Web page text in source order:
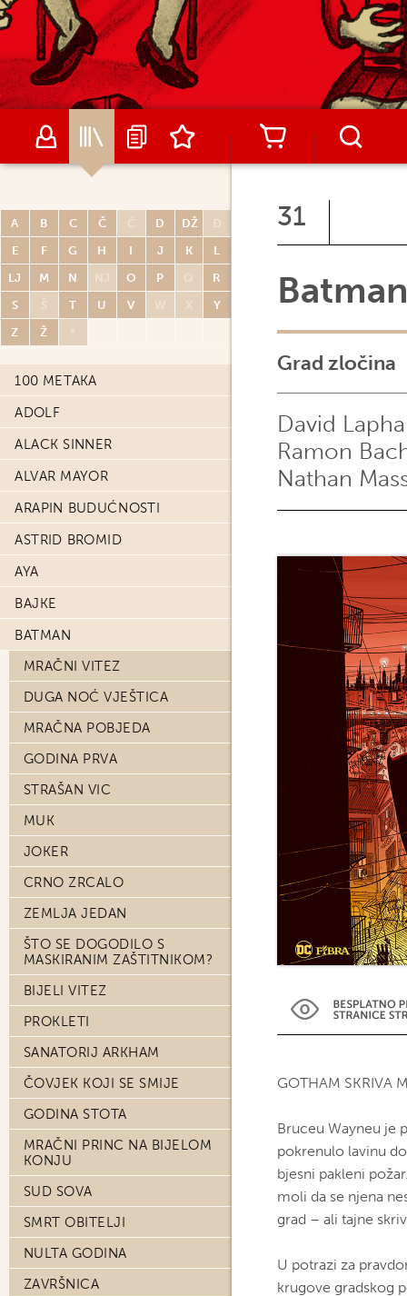
A B C Č Ć D DŽ
Đ
E
F G H I J K
L
LJ
M N NJ O P Q
R
S
Š T U V W X
Y
Z
Ž *
100 METAKA
ADOLF
ALACK SINNER
ALVAR MAYOR
ARAPIN BUDUĆNOSTI
ASTRID BROMID
AYA
BAJKE
BATMAN
MRAČNI VITEZ
DUGA NOĆ VJEŠTICA
MRAČNA POBJEDA
GODINA PRVA
STRAŠAN VIC
MUK
JOKER
CRNO ZRCALO
ZEMLJA JEDAN
ŠTO SE DOGODILO S
MASKIRANIM ZAŠTITNIKOM?
BIJELI VITEZ
PROKLETI
SANATORIJ ARKHAM
ČOVJEK KOJI SE SMIJE
GODINA STOTA
MRAČNI PRINC NA BIJELOM
KONJU
SUD SOVA
SMRT OBITELJI
NULTA GODINA
ZAVRŠNICA
31
Grad zločina
David
Ramon
Nathan
GOTHAM SKRIVA
Bruceu Wayneu je
pokrenulo lavinu
bjesni pakleni
moli da se njena
grad – ali tajne
U potrazi za
krugove gradskog